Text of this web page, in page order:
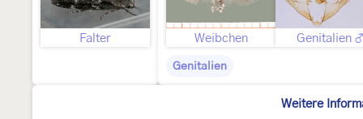
Falter Weibchen Genitalien
Genitalien
Weitere